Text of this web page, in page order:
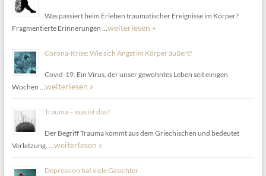
Was passiert beim Erleben traumatischer Ereignisse im Körper?
Fragmentierte Erinnerungen …weiterlesen »
Corona-Krise: Wie sich Angst im Körper äußert?
Covid-19. Ein Virus, der unser gewohntes Leben seit einigen
Wochen …weiterlesen »
Trauma – was ist das?
Der Begriff Trauma kommt aus dem Griechischen und bedeutet
Verletzung. …weiterlesen »
Depression hat viele Gesichter